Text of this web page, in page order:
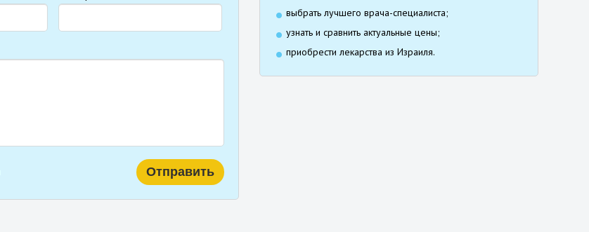
выбрать лучшего врача-специалиста;
узнать и сравнить актуальные цены;
приобрести лекарства из Израиля.